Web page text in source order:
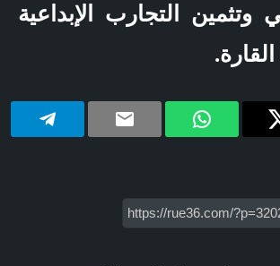
وتثمين التجارب الإبداعية